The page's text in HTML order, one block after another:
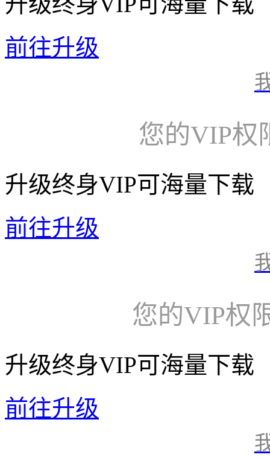
前往升级
您的VIP权
升级终身VIP可海量下载
前往升级
您的VIP权
升级终身VIP可海量下载
前往升级